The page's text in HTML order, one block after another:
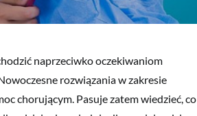
naprzeciwko oczekiwaniom
rozwiązania w zakresie
chorującym. Pasuje zatem wiedzieć, co